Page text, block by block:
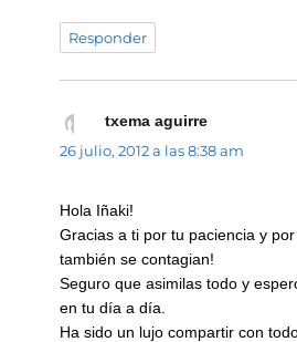
Responder
txema aguirredice:
26 julio, 2012 a las 8:38 am
Hola Iñaki!
Gracias a ti por tu paciencia y
también se contagian!
Seguro que asimilas todo y
en tu día a día.
Ha sido un lujo compartir con